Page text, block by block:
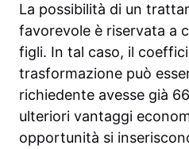
La possibilità di un
favorevole è riservata a
figli. In tal caso, il
trasformazione può
richiedente avesse già
ulteriori vantaggi
opportunità si